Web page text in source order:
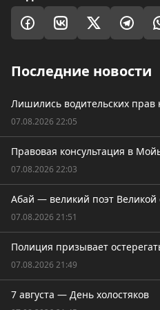
Последние новости
Лишились водительских прав
07.08.2026 22:05
Правовая консультация в
07.08.2026 22:03
Абай — великий поэт Великой
07.08.2026 21:51
Полиция призывает
07.08.2026 21:49
7 августа — День холостяков